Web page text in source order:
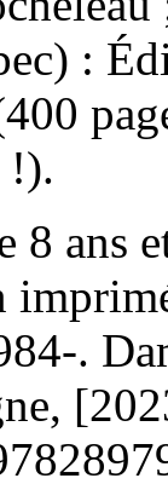
:
!).
8 ans
.